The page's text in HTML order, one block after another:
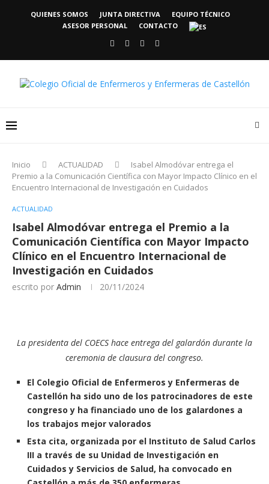
QUIENES SOMOS JUNTA DIRECTIVA
EQUIPO TÉCNICO
ASESOR PERSONAL
CONTACTO
Inicio ACTUALIDAD
Isabel Almodóvar entrega el
Premio a la Comunicación Científica con Mayor Impacto Clínico en el
Encuentro Internacional de Investigación en Cuidados
ACTUALIDAD
Isabel Almodóvar entrega el Premio a la
Comunicación Científica con Mayor Impacto
Clínico en el Encuentro Internacional de
Investigación en Cuidados
escrito por Admin 20/11/2024
La presidenta del COECS hace entrega del galardón durante la
ceremonia de clausura del congreso.
El Colegio Oficial de Enfermeros y Enfermeras de
Castellón ha sido uno de los patrocinadores de este
congreso y ha financiado uno de los galardones a
los trabajos mejor valorados
Esta cita, organizada por el Instituto de Salud Carlos
III a través de su Unidad de Investigación en
Cuidados y Servicios de Salud, ha convocado en